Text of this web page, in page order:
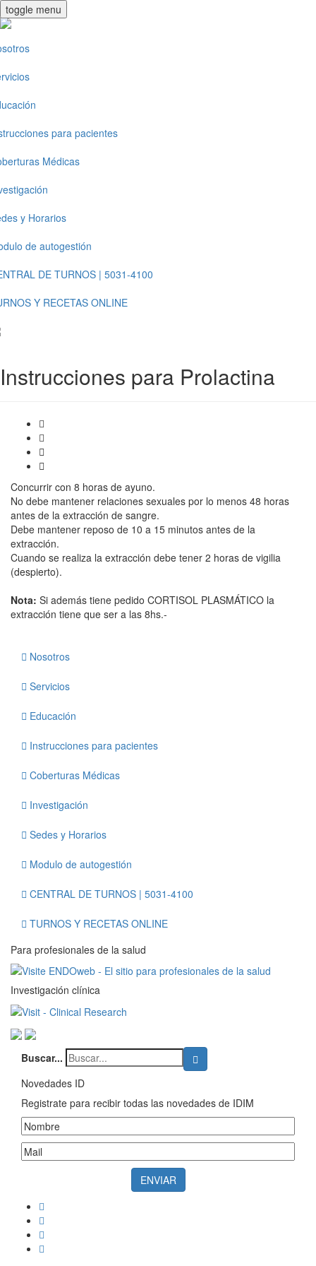
toggle menu
para pacientes
Médicas
y Horarios
de autogestión
DE TURNOS | 5031-4100
Y RECETAS ONLINE
Instrucciones para Prolactina
Concurrir con 8 horas de ayuno.
No debe mantener relaciones sexuales por lo menos 48 horas
antes de la extracción de sangre.
Debe mantener reposo de 10 a 15 minutos antes de la
extracción.
Cuando se realiza la extracción debe tener 2 horas de vigilia
(despierto).
Nota: Si además tiene pedido CORTISOL PLASMÁTICO la
extracción tiene que ser a las 8hs.-
Nosotros
Servicios
Educación
Instrucciones para pacientes
Coberturas Médicas
Investigación
Sedes y Horarios
Modulo de autogestión
CENTRAL DE TURNOS | 5031-4100
TURNOS Y RECETAS ONLINE
Para profesionales de la salud
Investigación clínica
Buscar...
Novedades ID
Registrate para recibir todas las novedades de IDIM